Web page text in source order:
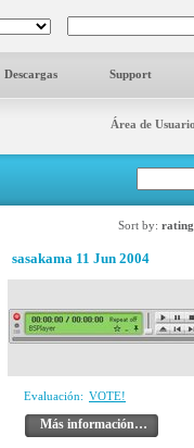
Descargas Support
Área de
Sort by: rating
sasakama 11 Jun 2004
Evaluación: VOTE!
Más información…